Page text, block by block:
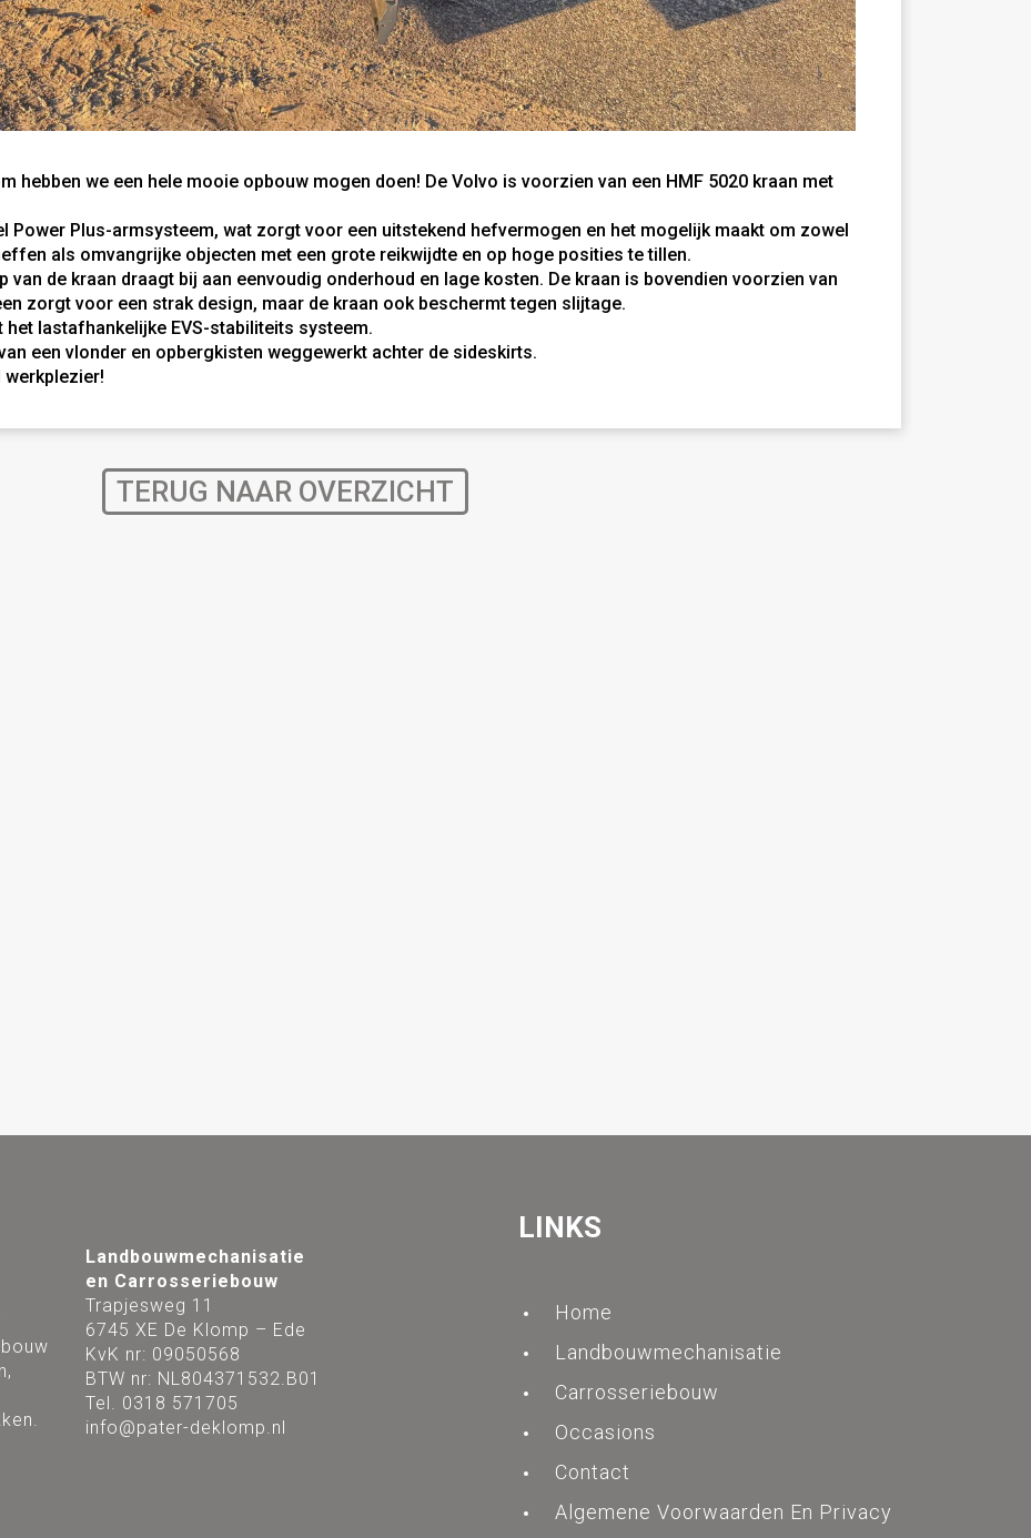
hebben we een hele mooie opbouw mogen doen! De Volvo is voorzien van een HMF 5020 kraan met
Power Plus-armsysteem, wat zorgt voor een uitstekend hefvermogen en het mogelijk maakt om zowel
als omvangrijke objecten met een grote reikwijdte en op hoge posities te tillen.
van de kraan draagt ​​bij aan eenvoudig onderhoud en lage kosten. De kraan is bovendien voorzien van
zorgt voor een strak design, maar de kraan ook beschermt tegen slijtage.
het lastafhankelijke EVS-stabiliteits systeem.
een vlonder en opbergkisten weggewerkt achter de sideskirts.
werkplezier!
TERUG NAAR OVERZICHT
Landbouwmechanisatie
en Carrosseriebouw
Trapjesweg 11
6745 XE De Klomp – Ede
KvK nr: 09050568
BTW nr: NL804371532.B01
Tel. 0318 571705
info@pater-deklomp.nl
LINKS
Home
Landbouwmechanisatie
Carrosseriebouw
Occasions
Contact
Algemene Voorwaarden En Privacy